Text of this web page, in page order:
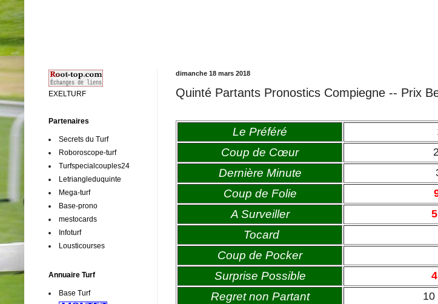
dimanche 18 mars 2018
Quinté Partants Pronostics Compiegne -- Prix
Le Préféré
Coup de Cœur
Dernière Minute
Coup de Folie
A Surveiller
Tocard
Coup de Pocker
Surprise Possible
Regret non Partant 10
EXELTURF
Partenaires
Secrets du Turf
Roboroscope-turf
Turfspecialcouples24
Letriangleduquinte
Mega-turf
Base-prono
mestocards
Infoturf
Lousticourses
Annuaire Turf
Base Turf